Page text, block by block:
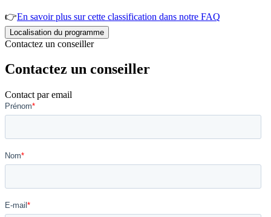
👉En savoir plus sur cette classification dans notre FAQ
Localisation du programme
Contactez un conseiller
Contactez un conseiller
Contact par email